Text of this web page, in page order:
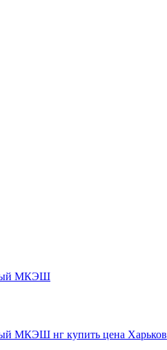
МКЭШ
МКЭШ нг купить цена Харьков